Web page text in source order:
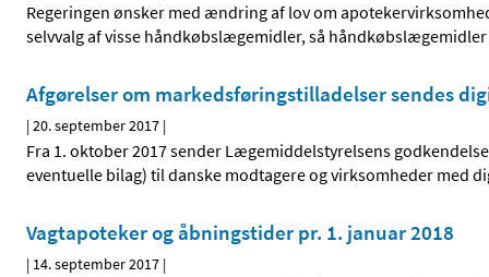
Regeringen ønsker med ændring af lov om
selvvalg af visse håndkøbslægemidler, så
Afgørelser om markedsføringstilladelser sendes
|20. september 2017 |
Fra 1. oktober 2017 sender Lægemiddelstyrelsens
eventuelle bilag) til danske modtagere og virksomheder med
Vagtapoteker og åbningstider pr. 1. januar 2018
| 14. september 2017 |